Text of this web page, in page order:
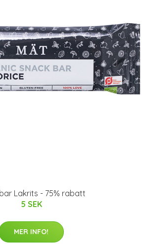
Lakrits - 75% rabatt
5 SEK
MER INFO!